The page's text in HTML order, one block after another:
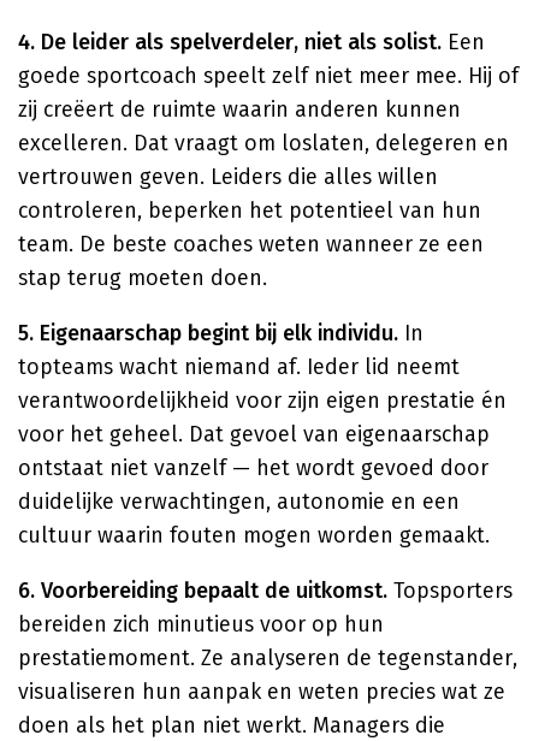
4. De leider als spelverdeler, niet als solist. Een
goede sportcoach speelt zelf niet meer mee. Hij of
zij creëert de ruimte waarin anderen kunnen
excelleren. Dat vraagt om loslaten, delegeren en
vertrouwen geven. Leiders die alles willen
controleren, beperken het potentieel van hun
team. De beste coaches weten wanneer ze een
stap terug moeten doen.
5. Eigenaarschap begint bij elk individu. In
topteams wacht niemand af. Ieder lid neemt
verantwoordelijkheid voor zijn eigen prestatie én
voor het geheel. Dat gevoel van eigenaarschap
ontstaat niet vanzelf — het wordt gevoed door
duidelijke verwachtingen, autonomie en een
cultuur waarin fouten mogen worden gemaakt.
6. Voorbereiding bepaalt de uitkomst. Topsporters
bereiden zich minutieus voor op hun
prestatiemoment. Ze analyseren de tegenstander,
visualiseren hun aanpak en weten precies wat ze
doen als het plan niet werkt. Managers die